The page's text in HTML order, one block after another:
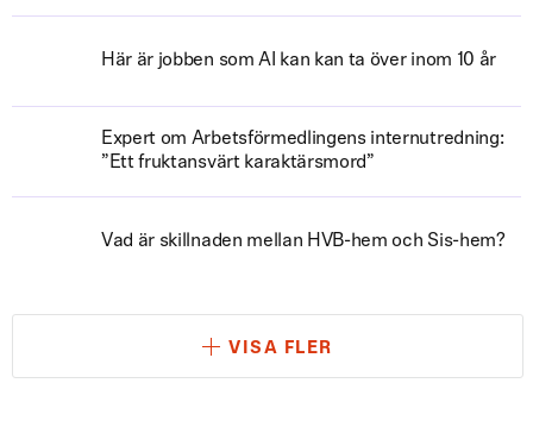
Här är jobben som AI kan kan ta över inom 10 år
Expert om Arbetsförmedlingens internutredning:
”Ett fruktansvärt karaktärsmord”
Vad är skillnaden mellan HVB-hem och Sis-hem?
VISA FLER